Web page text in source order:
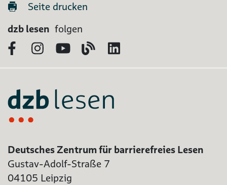
Seite drucken
dzb lesen folgen
FacebookInstagram
YouTubeBlog
Deutsches Zentrum für barrierefreies Lesen
Gustav-Adolf-Straße 7
04105 Leipzig